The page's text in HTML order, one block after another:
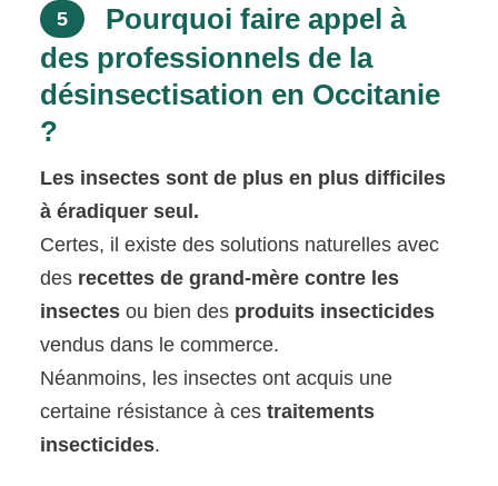
5
Pourquoi faire appel à
des professionnels de la
désinsectisation en Occitanie
?
Les insectes sont de plus en plus difficiles
à éradiquer seul.
Certes, il existe des solutions naturelles avec
des recettes de grand-mère contre les
insectes ou bien des produits insecticides
vendus dans le commerce.
Néanmoins, les insectes ont acquis une
certaine résistance à cestraitements
insecticides.